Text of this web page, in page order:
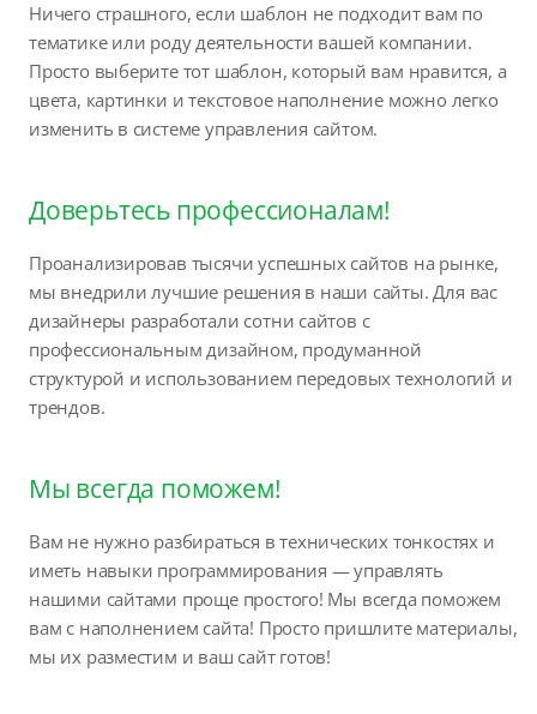
Ничего страшного, если шаблон не подходит вам по
тематике или роду деятельности вашей компании.
Просто выберите тот шаблон, который вам нравится, а
цвета, картинки и текстовое наполнение можно легко
изменить в системе управления сайтом.
Доверьтесь профессионалам!
Проанализировав тысячи успешных сайтов на рынке,
мы внедрили лучшие решения в наши сайты. Для вас
дизайнеры разработали сотни сайтов с
профессиональным дизайном, продуманной
структурой и использованием передовых технологий и
трендов.
Мы всегда поможем!
Вам не нужно разбираться в технических тонкостях и
иметь навыки программирования — управлять
нашими сайтами проще простого! Мы всегда поможем
вам с наполнением сайта! Просто пришлите материалы,
мы их разместим и ваш сайт готов!